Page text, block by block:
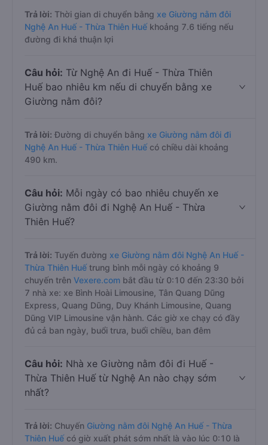
Trả lời: Thời gian di chuyển bằng xe Giường nằm đôi
Nghệ An Huế - Thừa Thiên Huế khoảng 7.6 tiếng nếu
đường đi khá thuận lợi
Câu hỏi: Từ Nghệ An đi Huế - Thừa Thiên
Huế bao nhiêu km nếu di chuyển bằng xe
Giường nằm đôi?
Trả lời: Đường di chuyển bằng xe Giường nằm đôi đi
Nghệ An Huế - Thừa Thiên Huế có chiều dài khoảng
490 km.
Câu hỏi: Mỗi ngày có bao nhiêu chuyến xe
Giường nằm đôi đi Nghệ An Huế - Thừa
Thiên Huế?
Trả lời: Tuyến đường xe Giường nằm đôi Nghệ An Huế -
Thừa Thiên Huế trung bình mỗi ngày có khoảng 9
chuyến trên Vexere.com bắt đầu từ 0:10 đến 23:30 bởi
7 nhà xe: xe Bình Hoài Limousine, Tân Quang Dũng
Express, Quang Dũng, Duy Khánh Limousine, Quang
Dũng VIP Limousine vận hành. Các giờ xe chạy có đầy
đủ cả ban ngày, buổi trưa, buổi chiều, ban đêm
Câu hỏi: Nhà xe Giường nằm đôi đi Huế -
Thừa Thiên Huế từ Nghệ An nào chạy sớm
nhất?
Trả lời: Chuyến Giường nằm đôi Nghệ An Huế - Thừa
Thiên Huế có giờ xuất phát sớm nhất là vào lúc 0:10 là